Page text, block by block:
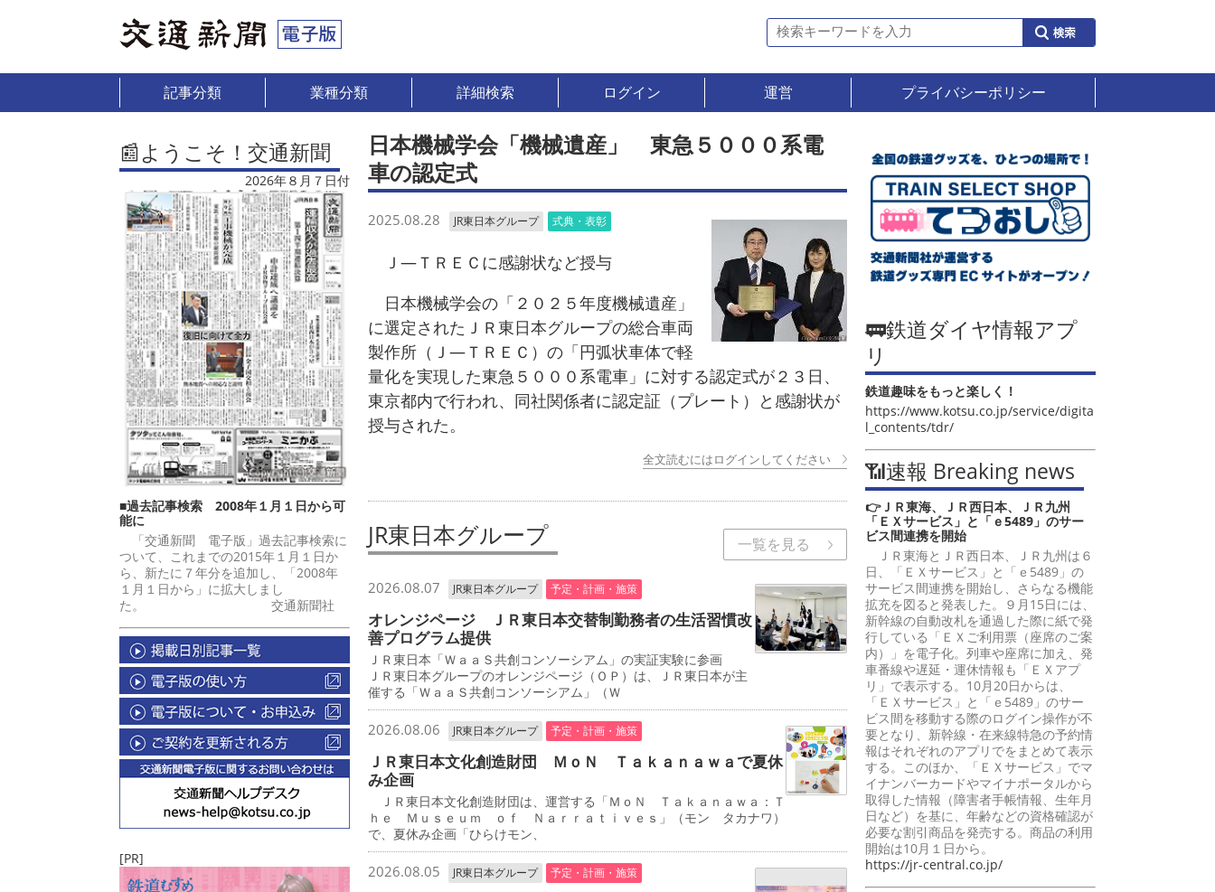
記事分類 業種分類 詳細検索 ログイン 運営 プライバシーポリシー
📰ようこそ！交通新聞
2026年８月７日付
■過去記事検索 2008年１月１日から可
能に
「交通新聞 電子版」過去記事検索に
ついて、これまでの2015年１月１日か
ら、新たに７年分を追加し、「2008年
１月１日から」に拡大しまし
た。 交通新聞社
[PR]
日本機械学会「機械遺産」 東急５０００系電
車の認定式
2025.08.28 JR東日本グループ 式典・表彰
Ｊ―ＴＲＥＣに感謝状など授与
日本機械学会の「２０２５年度機械遺産」
に選定されたＪＲ東日本グループの総合車両
製作所（Ｊ―ＴＲＥＣ）の「円弧状車体で軽
量化を実現した東急５０００系電車」に対する認定式が２３日、
東京都内で行われ、同社関係者に認定証（プレート）と感謝状が
授与された。
全文読むにはログインしてください
JR東日本グループ 一覧を見る
2026.08.07 JR東日本グループ 予定・計画・施策
オレンジページ ＪＲ東日本交替制勤務者の生活習慣改
善プログラム提供
ＪＲ東日本「ＷａａＳ共創コンソーシアム」の実証実験に参画
ＪＲ東日本グループのオレンジページ（ＯＰ）は、ＪＲ東日本が主
催する「ＷａａＳ共創コンソーシアム」（Ｗ
2026.08.06 JR東日本グループ 予定・計画・施策
ＪＲ東日本文化創造財団 ＭｏＮ Ｔａｋａｎａｗａで夏休
み企画
ＪＲ東日本文化創造財団は、運営する「ＭｏＮ Ｔａｋａｎａｗａ：Ｔ
ｈｅ Ｍｕｓｅｕｍ ｏｆ Ｎａｒｒａｔｉｖｅｓ」（モン タカナワ）
で、夏休み企画「ひらけモン、
2026.08.05 JR東日本グループ 予定・計画・施策
🚃鉄道ダイヤ情報アプ
リ
鉄道趣味をもっと楽しく！
https://www.kotsu.co.jp/service/digita
l_contents/tdr/
📶速報 Breaking news
👉ＪＲ東海、ＪＲ西日本、ＪＲ九州
「ＥＸサービス」と「ｅ5489」のサー
ビス間連携を開始
ＪＲ東海とＪＲ西日本、ＪＲ九州は６
日、「ＥＸサービス」と「ｅ5489」の
サービス間連携を開始し、さらなる機能
拡充を図ると発表した。９月15日には、
新幹線の自動改札を通過した際に紙で発
行している「ＥＸご利用票（座席のご案
内）」を電子化。列車や座席に加え、発
車番線や遅延・運休情報も「ＥＸアプ
リ」で表示する。10月20日からは、
「ＥＸサービス」と「ｅ5489」のサー
ビス間を移動する際のログイン操作が不
要となり、新幹線・在来線特急の予約情
報はそれぞれのアプリでをまとめて表示
する。このほか、「ＥＸサービス」でマ
イナンバーカードやマイナポータルから
取得した情報（障害者手帳情報、生年月
日など）を基に、年齢などの資格確認が
必要な割引商品を発売する。商品の利用
開始は10月１日から。
https://jr-central.co.jp/